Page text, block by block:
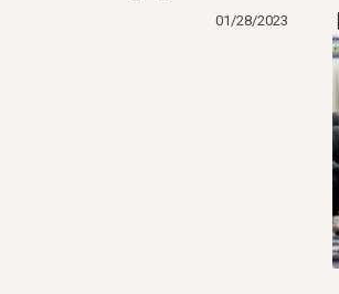
01/28/2023